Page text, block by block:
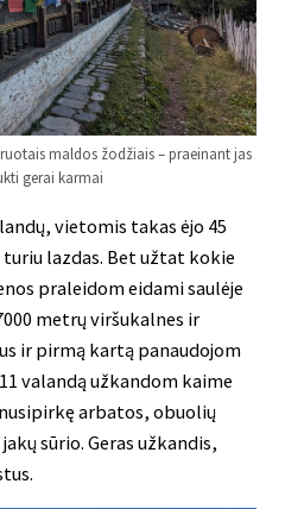
maldos žodžiais – praeinant jas
gerai karmai
vietomis takas ėjo 45
lazdas. Bet užtat kokie
praleidom eidami saulėje
metrų viršukalnes ir
ir pirmą kartą panaudojom
valandą užkandom kaime
arbatos, obuolių
sūrio. Geras užkandis,